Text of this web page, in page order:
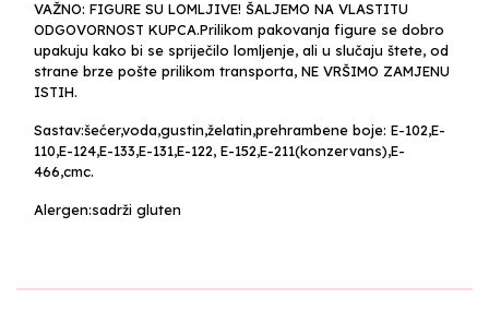
VAŽNO: FIGURE SU LOMLJIVE! ŠALJEMO NA VLASTITU
ODGOVORNOST KUPCA.Prilikom pakovanja figure se dobro
upakuju kako bi se spriječilo lomljenje, ali u slučaju štete, od
strane brze pošte prilikom transporta, NE VRŠIMO ZAMJENU
ISTIH.
Sastav:šećer,voda,gustin,želatin,prehrambene boje: E-102,E-
110,E-124,E-133,E-131,E-122, E-152,E-211(konzervans),E-
466,cmc.
Alergen:sadrži gluten